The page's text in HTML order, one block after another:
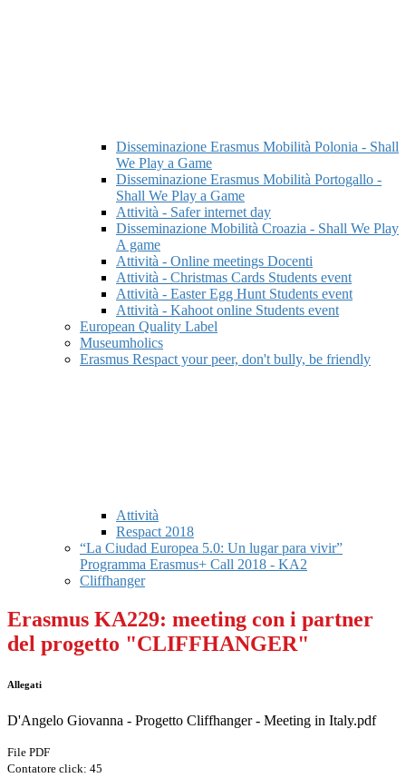
Disseminazione Erasmus Mobilità Polonia - Shall
We Play a Game
Disseminazione Erasmus Mobilità Portogallo -
Shall We Play a Game
Attività - Safer internet day
Disseminazione Mobilità Croazia - Shall We Play
A game
Attività - Online meetings Docenti
Attività - Christmas Cards Students event
Attività - Easter Egg Hunt Students event
Attività - Kahoot online Students event
European Quality Label
Museumholics
Erasmus Respact your peer, don't bully, be friendly
Attività
Respact 2018
“La Ciudad Europea 5.0: Un lugar para vivir”
Programma Erasmus+ Call 2018 - KA2
Cliffhanger
Erasmus KA229: meeting con i partner
del progetto "CLIFFHANGER"
Allegati
D'Angelo Giovanna - Progetto Cliffhanger - Meeting in Italy.pdf
File PDF
Contatore click: 45